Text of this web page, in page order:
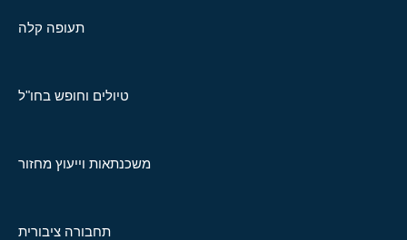
תעופה קלה
טיולים וחופש בחו"ל
משכנתאות וייעוץ מחזור
תחבורה ציבורית